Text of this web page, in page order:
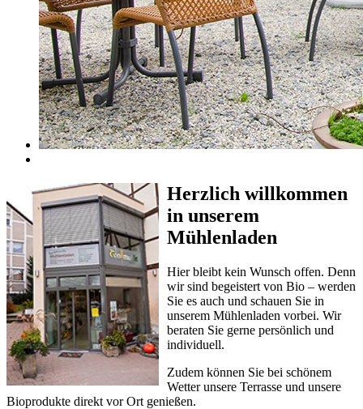
Herzlich willkommen
in unserem
Mühlenladen
Hier bleibt kein Wunsch offen. Denn
wir sind begeistert von Bio – werden
Sie es auch und schauen Sie in
unserem Mühlenladen vorbei. Wir
beraten Sie gerne persönlich und
individuell.
Zudem können Sie bei schönem
Wetter unsere Terrasse und unsere
Bioprodukte direkt vor Ort genießen.